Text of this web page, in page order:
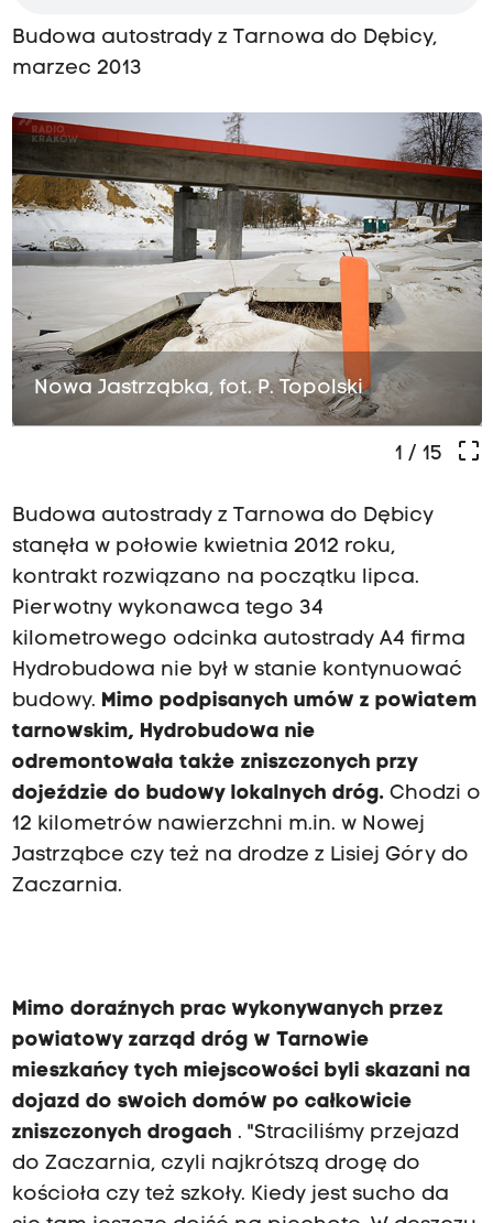
Budowa autostrady z Tarnowa do Dębicy,
marzec 2013
Nowa Jastrząbka, fot. P. Topolski
crop_free
1 / 15
Budowa autostrady z Tarnowa do Dębicy
stanęła w połowie kwietnia 2012 roku,
kontrakt rozwiązano na początku lipca.
Pierwotny wykonawca tego 34
kilometrowego odcinka autostrady A4 firma
Hydrobudowa nie był w stanie kontynuować
budowy. Mimo podpisanych umów z powiatem
tarnowskim, Hydrobudowa nie
odremontowała także zniszczonych przy
dojeździe do budowy lokalnych dróg.Chodzi o
12 kilometrów nawierzchni m.in. w Nowej
Jastrząbce czy też na drodze z Lisiej Góry do
Zaczarnia.
Mimo doraźnych prac wykonywanych przez
powiatowy zarząd dróg w Tarnowie
mieszkańcy tych miejscowości byli skazani na
dojazd do swoich domów po całkowicie
zniszczonych drogach . "Straciliśmy przejazd
do Zaczarnia, czyli najkrótszą drogę do
kościoła czy też szkoły. Kiedy jest sucho da